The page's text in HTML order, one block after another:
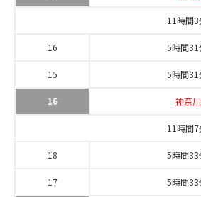
11時間
16 5時間31
15 5時間31
16 神奈
11時間
18 5時間33
17 5時間33